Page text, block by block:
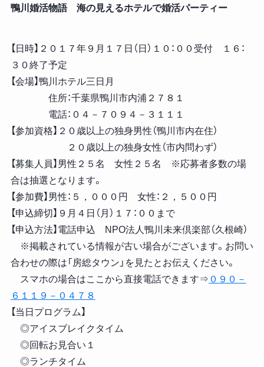
鴨川婚活物語 海の見えるホテルで婚活パーティー
【日時】２０１７年９月１７日（日）１０：００受付 １６：
３０終了予定
【会場】鴨川ホテル三日月
住所：千葉県鴨川市内浦２７８１
電話：０４－７０９４－３１１１
【参加資格】２０歳以上の独身男性（鴨川市内在住）
２０歳以上の独身女性（市内問わず）
【募集人員】男性２５名 女性２５名 ※応募者多数の場
合は抽選となります。
【参加費】男性：５，０００円 女性：２，５００円
【申込締切】９月４日（月）１７：００まで
【申込方法】電話申込 NPO法人鴨川未来倶楽部（久根崎）
※掲載されている情報が古い場合がございます。お問い
合わせの際は「房総タウン」を見たとお伝えください。
スマホの場合はここから直接電話できます⇒ ０９０－
６１１９－０４７８
【当日プログラム】
◎アイスブレイクタイム
◎回転お見合い１
◎ランチタイム